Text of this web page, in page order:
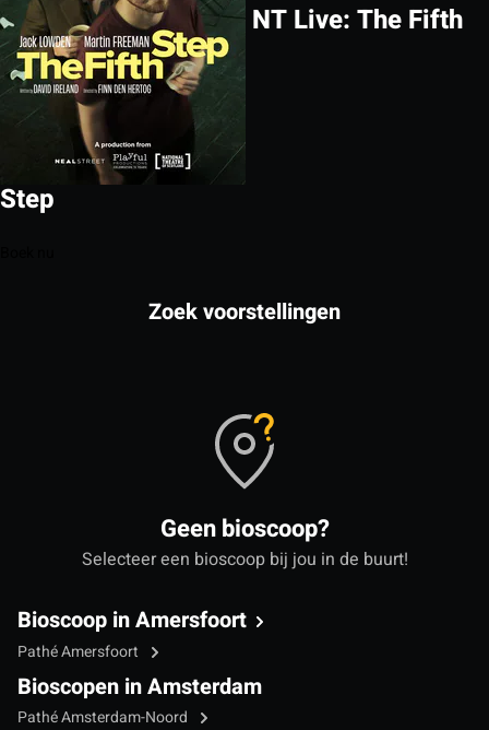
NT Live: The Fifth
Step
Zoek voorstellingen
Geen bioscoop?
Selecteer een bioscoop bij jou in de buurt!
Bioscoop in Amersfoort
Pathé Amersfoort
Bioscopen in Amsterdam
Pathé Amsterdam-Noord